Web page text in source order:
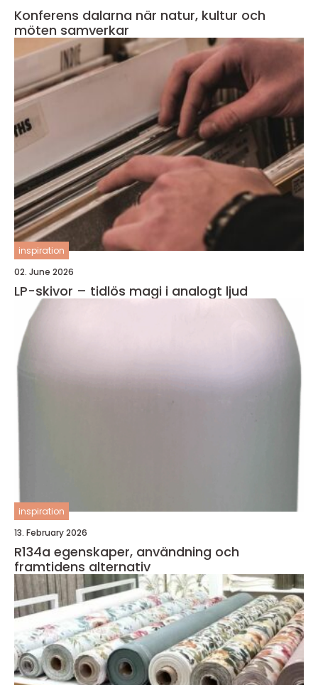
Konferens dalarna när natur, kultur och
möten samverkar
inspiration
02. June 2026
LP-skivor – tidlös magi i analogt ljud
inspiration
13. February 2026
R134a egenskaper, användning och
framtidens alternativ